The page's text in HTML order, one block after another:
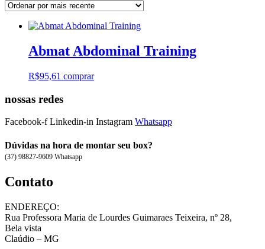
Abmat Abdominal Training
R$95,61 comprar
nossas redes
Facebook-f Linkedin-in Instagram Whatsapp
Dúvidas na hora de montar seu box?
(37) 98827-9609 Whatsapp
Contato
ENDEREÇO:
Rua Professora Maria de Lourdes Guimaraes Teixeira, nº 28,
Bela vista
Claúdio – MG